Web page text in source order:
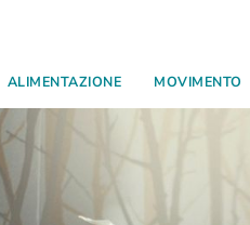
ALIMENTAZIONE MOVIMENTO